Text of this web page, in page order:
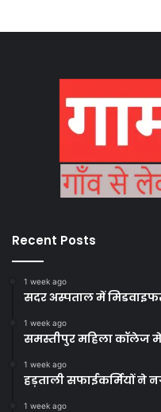
Recent Posts
1 week ago
सदर अस्पताल में
1 week ago
समस्तीपुर महिला कॉलेज में
1 week ago
हड़ताली सफाईकर्मियों ने
1 week ago